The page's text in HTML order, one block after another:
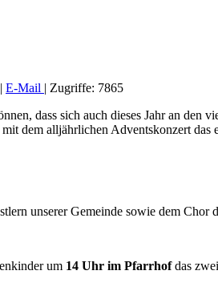
| E-Mail | Zugriffe: 7865
dass sich auch dieses Jahr an den
dem alljährlichen Adventskonzert das
unserer Gemeinde sowie dem Chor
um 14 Uhr im Pfarrhofdas